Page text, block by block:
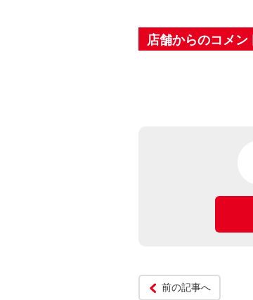
店舗からのコメン
前の記事へ